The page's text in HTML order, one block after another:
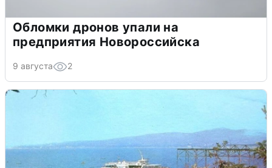
Обломки дронов упали на
предприятия Новороссийска
9 августа 2